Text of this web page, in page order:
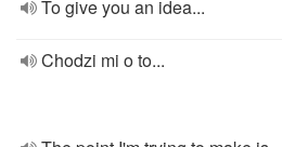
To give you an idea...
Chodzi mi o to...